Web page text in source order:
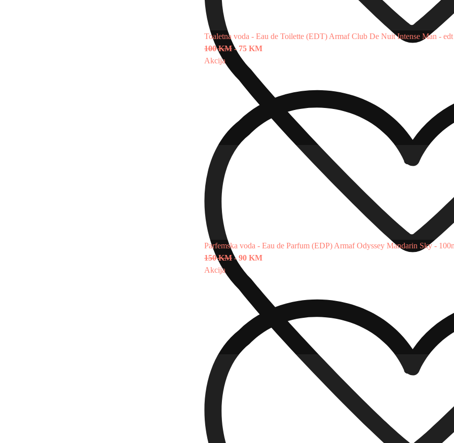
Toaletna voda - Eau de Toilette (EDT) Armaf Club De Nuit Intense Man -
100 KM- 75 KM
Akcija
Parfemska voda - Eau de Parfum (EDP) Armaf Odyssey Mandarin Sky -
150 KM- 90 KM
Akcija